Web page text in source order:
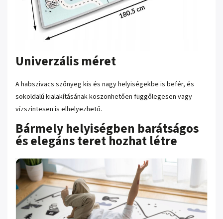
Univerzális méret
A habszivacs szőnyeg kis és nagy helyiségekbe is befér, és
sokoldalú kialakításának köszönhetően függőlegesen vagy
vízszintesen is elhelyezhető.
Bármely helyiségben barátságos
és elegáns teret hozhat létre